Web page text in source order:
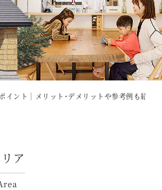
ント｜メリット・デメリットや参考例も紹介
ア